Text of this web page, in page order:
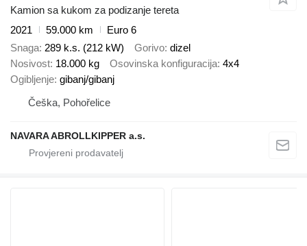
Kamion sa kukom za podizanje tereta
2021
59.000 km
Euro 6
Snaga 289 k.s. (212 kW) Gorivo dizel
Nosivost 18.000 kg Osovinska konfiguracija 4x4
Ogibljenje gibanj/gibanj
Češka, Pohořelice
NAVARA ABROLLKIPPER a.s.